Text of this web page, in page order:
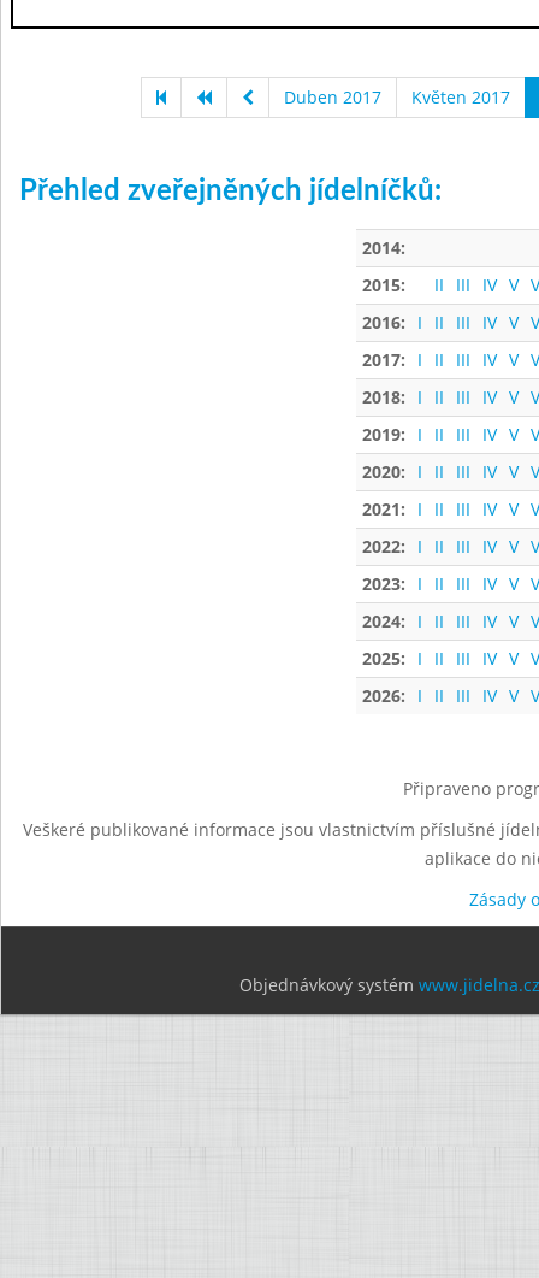
Duben 2017 Květen 2017
Přehled zveřejněných jídelníčků:
2014:
2015:
II III IV V
2016:
I II III IV V
2017:
I II III IV V
2018:
I II III IV V
2019:
I II III IV V
2020:
I II III IV V
2021:
I II III IV V
2022:
I II III IV V
2023:
I II III IV V
2024:
I II III IV V
2025:
I II III IV V
2026:
I II III IV V
Připraveno
Veškeré publikované informace jsou vlastnictvím příslušné
aplikace do
Zásady
Objednávkový systém www.jidelna.cz